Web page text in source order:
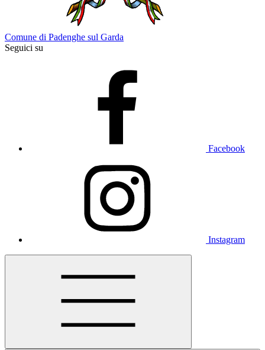
Comune di Padenghe sul Garda
Seguici su
Facebook
Instagram